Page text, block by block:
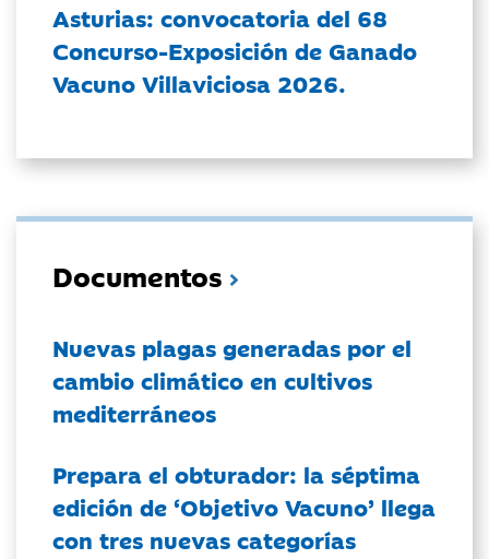
Asturias: convocatoria del 68
Concurso-Exposición de Ganado
Vacuno Villaviciosa 2026.
Documentos
Nuevas plagas generadas por el
cambio climático en cultivos
mediterráneos
Prepara el obturador: la séptima
edición de ‘Objetivo Vacuno’ llega
con tres nuevas categorías